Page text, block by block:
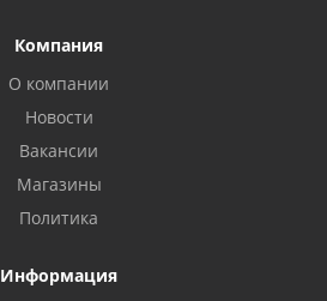
Компания
О компании
Новости
Вакансии
Магазины
Политика
Информация